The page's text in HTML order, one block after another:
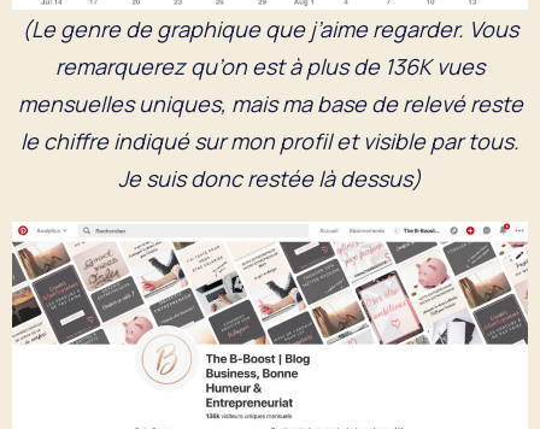
(Le genre de graphique que j’aime regarder. Vous
remarquerez qu’on est à plus de 136K vues
mensuelles uniques, mais ma base de relevé reste
le chiffre indiqué sur mon profil et visible par tous.
Je suis donc restée là dessus)